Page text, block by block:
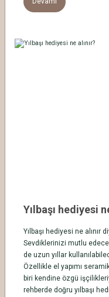
Yılbaşı hediyesi
Yılbaşı hediyesi ne
Sevdiklerinizi mutlu
de uzun yıllar
Özellikle el yapımı
biri kendine özgü
rehberde doğru yılbaşı